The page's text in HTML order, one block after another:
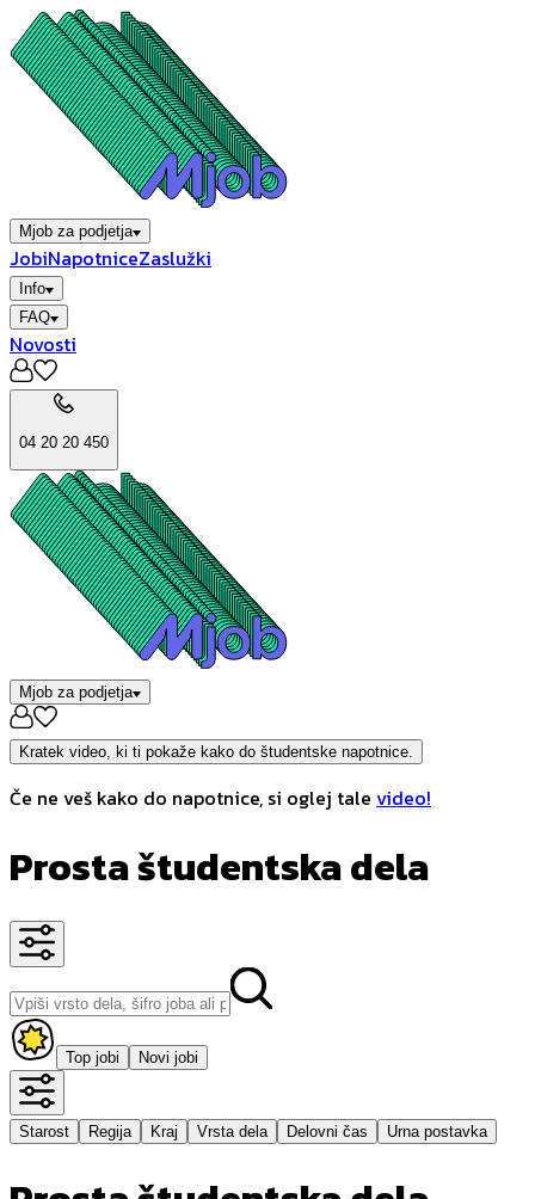
Mjob za podjetja
JobiNapotniceZaslužki
Info
FAQ
Novosti
04 20 20 450
Mjob za podjetja
Kratek video, ki ti pokaže kako do študentske napotnice.
Če ne veš kako do napotnice, si oglej tale video!
Prosta študentska dela
Top jobi Novi jobi
Starost Regija Kraj Vrsta dela Delovni čas Urna postavka